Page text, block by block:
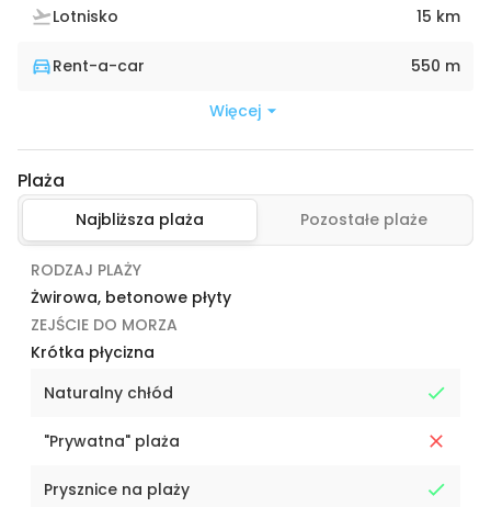
Lotnisko 15 km
Rent-a-car 550 m
Więcej
Plaża
Najbliższa plaża Pozostałe plaże
RODZAJ PLAŻY
Żwirowa, betonowe płyty
ZEJŚCIE DO MORZA
Krótka płycizna
Naturalny chłód
"Prywatna" plaża
Prysznice na plaży